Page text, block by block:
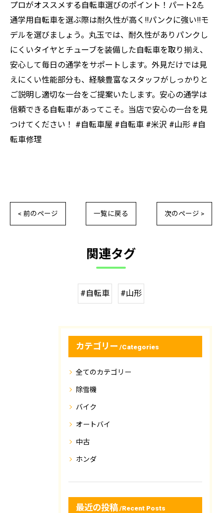
プロがオススメする自転車選びのポイント！パート2💪
通学用自転車を選ぶ際は耐久性が高く‼️パンクに強い‼️モ
デルを選びましょう。丸玉では、耐久性がありパンクし
にくいタイヤとチューブを装備した自転車を取り揃え、
安心して毎日の通学をサポートします。外見だけでは見
えにくい性能部分も、経験豊富なスタッフがしっかりと
ご説明し適切な一台をご提案いたします。安心の通学は
信頼できる自転車があってこそ。当店で安心の一台を見
つけてください！ #自転車屋 #自転車 #米沢 #山形 #自
転車修理
< 前のページ 一覧に戻る 次のページ >
関連タグ
#自転車 #山形
カテゴリー Categories
全てのカテゴリー
除雪機
バイク
オートバイ
中古
ホンダ
最近の投稿 Recent Posts